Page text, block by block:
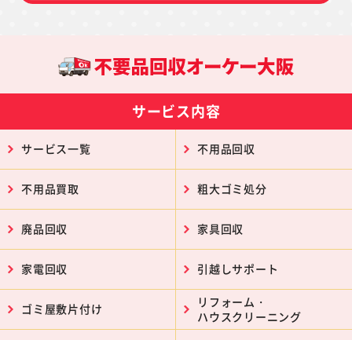
サービス内容
サービス一覧 不用品回収
不用品買取 粗大ゴミ処分
廃品回収 家具回収
家電回収 引越しサポート
ゴミ屋敷片付け
リフォーム・
ハウスクリーニング